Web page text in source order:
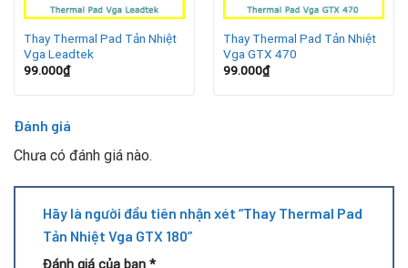
đồ họa.
Giảm nguy cơ hỏng chip và linh kiện do nhiệt độ cao.
Quy trình thay thermal pad VGA GTX 180
Thay Thermal Pad Tản Nhiệt
Vga Leadtek
99.000₫
Thay Thermal Pad Tản Nhiệt
Vga GTX 470
99.000₫
Đánh giá
Chưa có đánh giá nào.
Hãy là người đầu tiên nhận xét “Thay Thermal Pad
Tản Nhiệt Vga GTX 180”
Đánh giá của bạn *